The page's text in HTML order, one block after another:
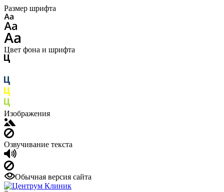
Размер шрифта
Цвет фона и шрифта
Изображения
Озвучивание текста
Обычная версия сайта